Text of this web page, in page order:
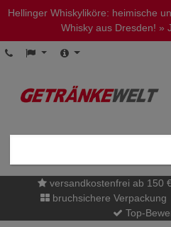
Hellinger Whiskyliköre: heimische
Whisky aus Dresden! »
versandkostenfrei ab 150
bruchsichere Verpackung
Top-